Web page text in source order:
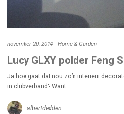
november 20, 2014 Home & Garden
Lucy GLXY polder Feng
Ja hoe gaat dat nou zo’n interieur
in clubverband? Want…
albertdedden